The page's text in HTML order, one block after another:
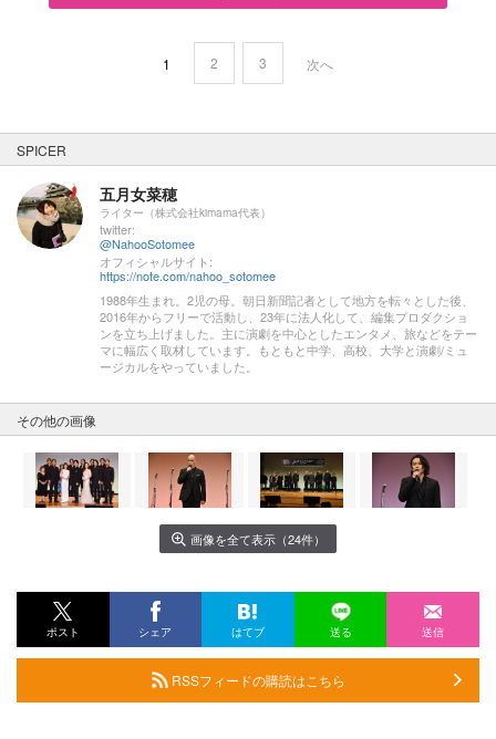
1 2 3 次へ
SPICER
五月女菜穂
ライター（株式会社kimama代表）
twitter:
@NahooSotomee
オフィシャルサイト:
https://note.com/nahoo_sotomee
1988年生まれ。2児の母。朝日新聞記者として地方を転々とした後、
2016年からフリーで活動し、23年に法人化して、編集プロダクショ
ンを立ち上げました。主に演劇を中心としたエンタメ、旅などをテー
マに幅広く取材しています。もともと中学、高校、大学と演劇/ミュ
ージカルをやっていました。
その他の画像
画像を全て表示（24件）
ポスト シェア はてブ 送る 送信
RSSフィードの購読はこちら